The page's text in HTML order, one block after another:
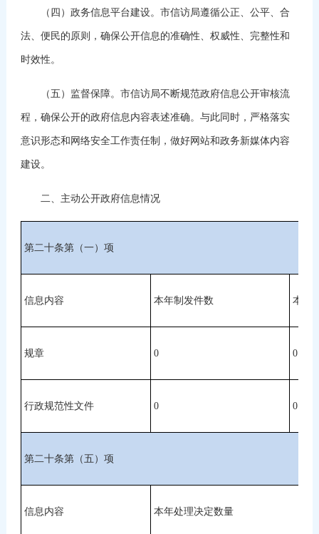
（四）政务信息平台建设。市信访局遵循公正、公平、合
法、便民的原则，确保公开信息的准确性、权威性、完整性和
时效性。
（五）监督保障。市信访局不断规范政府信息公开审核流
程，确保公开的政府信息内容表述准确。与此同时，严格落实
意识形态和网络安全工作责任制，做好网站和政务新媒体内容
建设。
二、主动公开政府信息情况
第二十条第（一）项
信息内容 本年制发件数 本年
规章 0 0
行政规范性文件 0 0
第二十条第（五）项
信息内容 本年处理决定数量